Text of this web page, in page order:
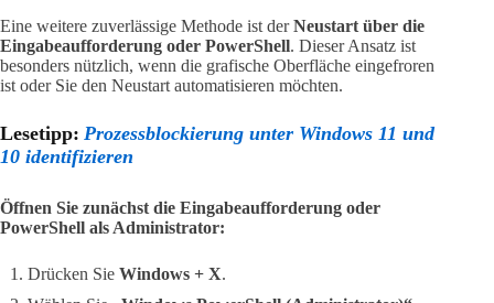
Eine weitere zuverlässige Methode ist derNeustart über die
Eingabeaufforderung oder PowerShell. Dieser Ansatz ist
besonders nützlich, wenn die grafische Oberfläche eingefroren
ist oder Sie den Neustart automatisieren möchten.
Lesetipp: Prozessblockierung unter Windows 11 und
10 identifizieren
Öffnen Sie zunächst die Eingabeaufforderung oder
PowerShell als Administrator:
Drücken Sie Windows + X.